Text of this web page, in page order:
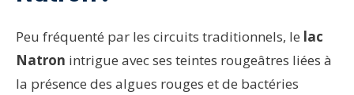
Peu fréquenté par les circuits traditionnels, le lac
Natron intrigue avec ses teintes rougeâtres liées à
la présence des algues rouges et de bactéries